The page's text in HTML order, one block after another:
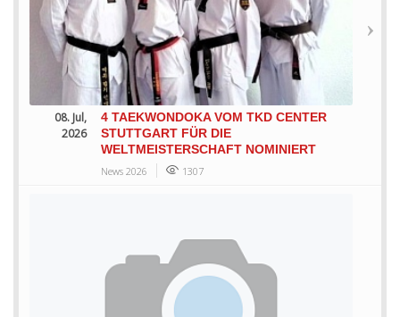
08. Jul,
2026
4 TAEKWONDOKA VOM TKD CENTER
STUTTGART FÜR DIE
WELTMEISTERSCHAFT NOMINIERT
News 2026 1307